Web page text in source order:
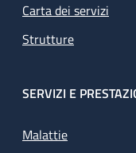
Carta dei servizi
Strutture
SERVIZI E
Malattie